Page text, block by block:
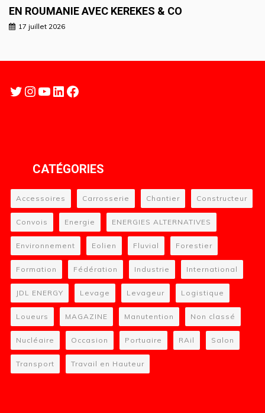
EN ROUMANIE AVEC KEREKES & CO
17 juillet 2026
Twitter
Instagram
YouTube
LinkedIn
Facebook
CATÉGORIES
Accessoires Carrosserie Chantier Constructeur
Convois Energie ENERGIES ALTERNATIVES
Environnement Eolien Fluvial Forestier
Formation Fédération Industrie International
JDL ENERGY Levage Levageur Logistique
Loueurs MAGAZINE Manutention Non classé
Nucléaire Occasion Portuaire RAil Salon
Transport Travail en Hauteur